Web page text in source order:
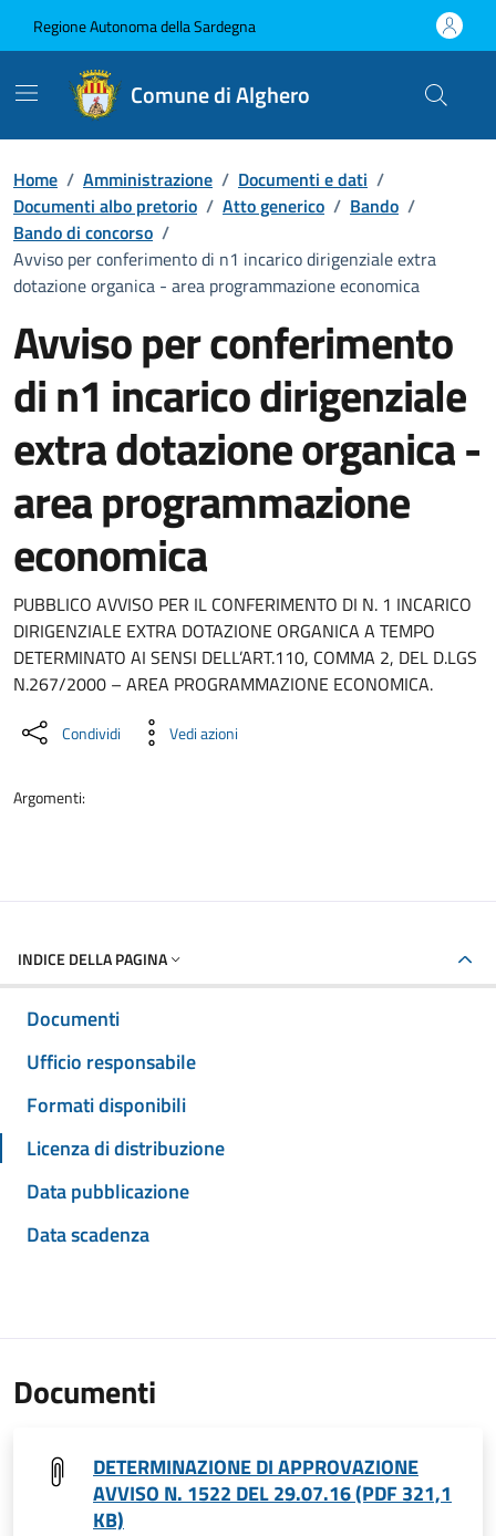
Regione Autonoma della Sardegna
Comune di Alghero
Home / Amministrazione / Documenti e dati /
Documenti albo pretorio / Atto generico / Bando /
Bando di concorso /
Avviso per conferimento di n1 incarico dirigenziale extra
dotazione organica - area programmazione economica
Avviso per conferimento
di n1 incarico dirigenziale
extra dotazione organica -
area programmazione
economica
Dettaglio del documento
PUBBLICO AVVISO PER IL CONFERIMENTO DI N. 1 INCARICO
DIRIGENZIALE EXTRA DOTAZIONE ORGANICA A TEMPO
DETERMINATO AI SENSI DELL’ART.110, COMMA 2, DEL D.LGS
N.267/2000 – AREA PROGRAMMAZIONE ECONOMICA.
Condividi Vedi azioni
Argomenti:
INDICE DELLA PAGINA
Documenti
Ufficio responsabile
Formati disponibili
Licenza di distribuzione
Data pubblicazione
Data scadenza
Documenti
DETERMINAZIONE DI APPROVAZIONE
AVVISO N. 1522 DEL 29.07.16 (PDF 321,1
KB)